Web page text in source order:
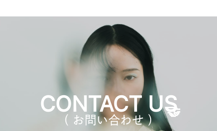
CONTACT US
（ お問い合わせ ）